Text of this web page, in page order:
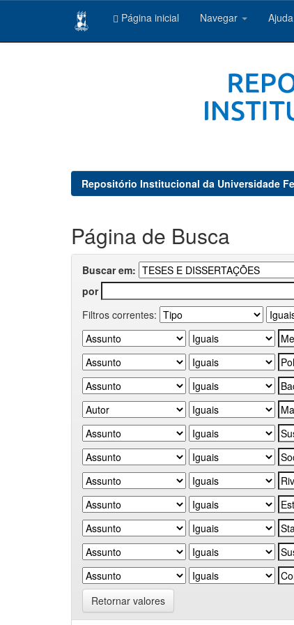
Página inicial Navegar Ajuda
Repositório Institucional da Universidade
Página de Busca
Buscar em:
por
Filtros correntes:
Retornar valores